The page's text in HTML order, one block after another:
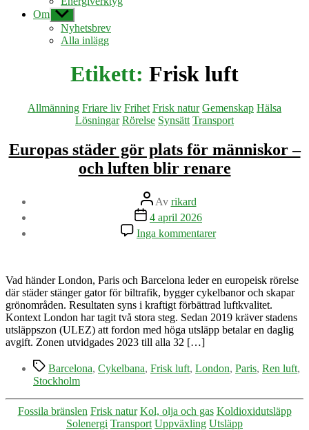
Om Visa
undermeny
Nyhetsbrev
Alla inlägg
Etikett: Frisk luft
Kategorier
Allmänning Friare liv Frihet Frisk natur Gemenskap Hälsa
Lösningar Rörelse Synsätt Transport
Europas städer gör plats för människor –
och luften blir renare
Inläggsförfattare
Av rikard
Inläggsdatum
4 april 2026
Inga kommentarertill
Europas
plats
för
människor
–
och
renare
Vad händer London, Paris och Barcelona leder en europeisk rörelse
där städer stänger gator för biltrafik, bygger cykelbanor och skapar
grönområden. Resultaten syns i kraftigt förbättrad luftkvalitet.
Kontext London har tagit två stora steg. Sedan 2019 kräver stadens
utsläppszon (ULEZ) att fordon med höga utsläpp betalar en daglig
avgift. Zonen utvidgades 2023 till alla 32 […]
Etiketter
Barcelona, Cykelbana, Frisk luft, London, Paris, Ren luft,
Stockholm
Kategorier
Fossila bränslen Frisk natur Kol, olja och gas Koldioxidutsläpp
Solenergi Transport Uppväxling Utsläpp